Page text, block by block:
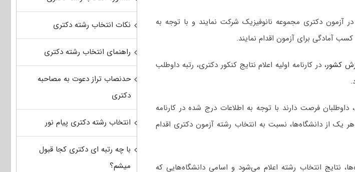
آزمون دکتری مجموعه ﻧﺎﻧﻮﻓﻴﺰیک شرکت نمایند و با توجه به
آمادگی برای آزمون اقدام نمایند.
کشور، در کارنامه اولیه اعلام نتایج کنکور دکتری، رتبه داوطلب
فرصت دارند با توجه به اطلاعات درج شده در کارنامه
یک از دانشگاه‌ها، نسبت به انتخاب رشته آزمون دکتری اقدام
نتایج انتخاب رشته اعلام می‌شود و اسامی دانشگاه‌هایی که
نکات انتخاب رشته دکتری
راهنمای انتخاب رشته دکتری
حدنصاب تراز دعوت به مصاحبه
دکتری
انتخاب رشته دکتری پیام نور
با چه رتبه ای دکتری کجا قبول
میشم؟